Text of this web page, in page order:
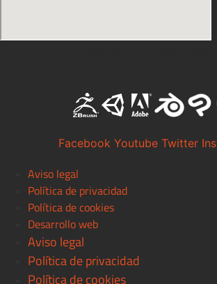
Facebook Youtube Twitter
Aviso legal
Política de privacidad
Política de cookies
Desarrollo web
Aviso legal
Política de privacidad
Política de cookies